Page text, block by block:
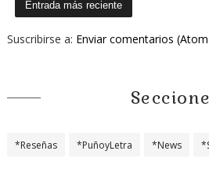
Entrada más reciente
Suscribirse a: Enviar comentarios
*Reseñas *PuñoyLetra *News